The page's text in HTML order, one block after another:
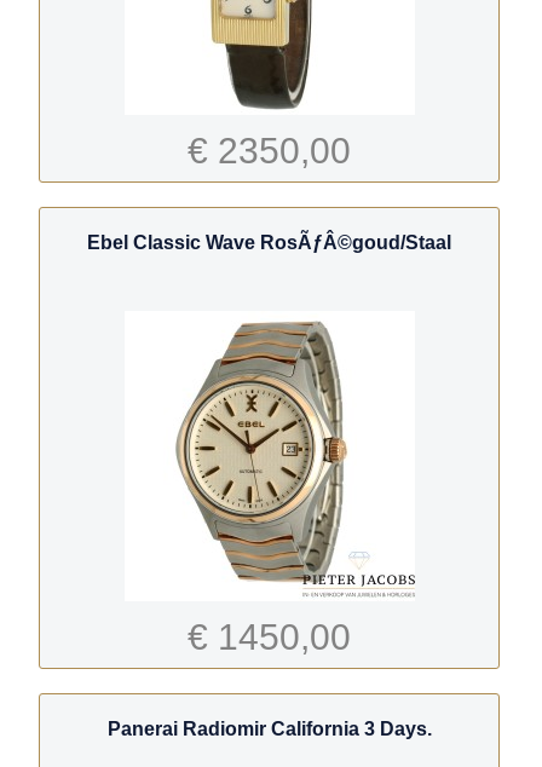
€ 2350,00
Ebel Classic Wave RosÃƒÂ©goud/Staal
€ 1450,00
Panerai Radiomir California 3 Days.